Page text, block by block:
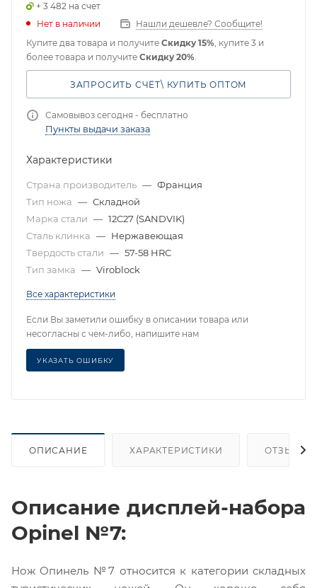
+ 3 482 на счет
Нет в наличии
Нашли дешевле? Сообщите!
Купите два товара и получите Скидку 15%, купите 3 и
более товара и получите Скидку 20%.
ЗАПРОСИТЬ СЧЁТ\ КУПИТЬ ОПТОМ
Самовывоз сегодня - бесплатно
Пункты выдачи заказа
Характеристики
Страна производитель — Франция
Тип ножа — Складной
Марка стали — 12C27 (SANDVIK)
Сталь клинка — Нержавеющая
Твердость стали — 57-58 HRC
Тип замка — Viroblock
Все характеристики
Если Вы заметили ошибку в описании товара или
несогласны с чем-либо, напишите нам
УКАЗАТЬ ОШИБКУ
ОПИСАНИЕ ХАРАКТЕРИСТИКИ ОТЗЫВЫ
Описание дисплей-набора
Opinel №7:
Нож Опинель №7 относится к категории складных